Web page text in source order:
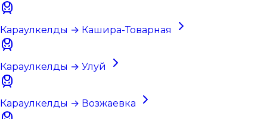
Караулкелды → Кашира-Товарная
Караулкелды → Улуй
Караулкелды → Возжаевка